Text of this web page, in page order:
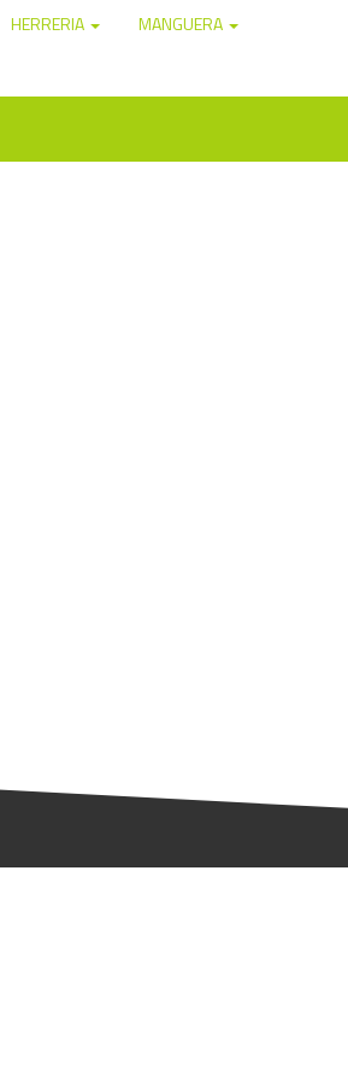
HERRERIA
MANGUERA